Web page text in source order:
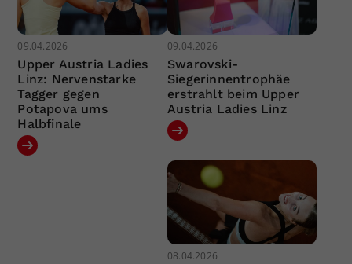
09.04.2026
Upper Austria Ladies
Linz: Nervenstarke
Tagger gegen
Potapova ums
Halbfinale
09.04.2026
Swarovski-
Siegerinnentrophäe
erstrahlt beim Upper
Austria Ladies Linz
08.04.2026